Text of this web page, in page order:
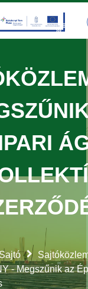
Sajtó
- Megszűnik az